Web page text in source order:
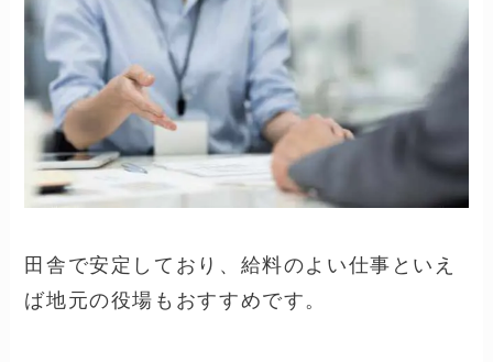
田舎で安定しており、給料のよい仕事といえ
ば地元の役場もおすすめです。